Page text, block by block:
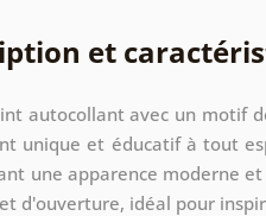
et
autocollant avec un motif
unique et éducatif à tout
une apparence moderne
d'ouverture, idéal pour